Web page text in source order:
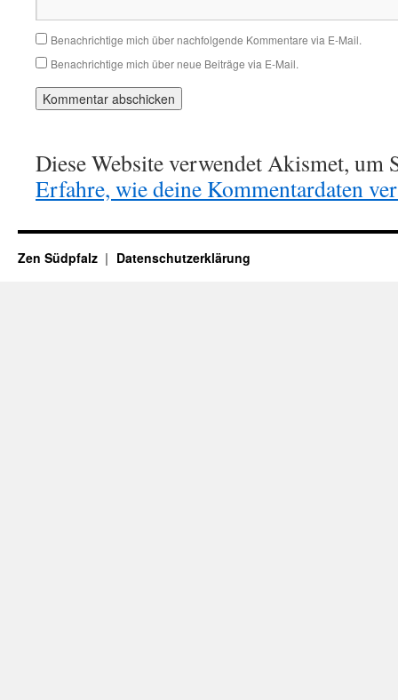
Benachrichtige mich über nachfolgende Kommentare via E-Mail.
Benachrichtige mich über neue Beiträge via E-Mail.
Diese Website verwendet Akismet, um
Erfahre, wie deine Kommentardaten
Zen Südpfalz Datenschutzerklärung